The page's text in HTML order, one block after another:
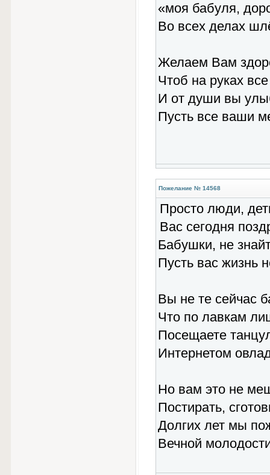
«моя бабуля,
Во всех делах
Желаем Вам
Чтоб на руках
И от души вы
Пусть все ваши
Пожелание № 14568
Просто люди,
Вас сегодня
Бабушки, не
Пусть вас жизнь
Вы не те сейчас
Что по лавкам
Посещаете
Интернетом
Но вам это не
Постирать,
Долгих лет мы
Вечной